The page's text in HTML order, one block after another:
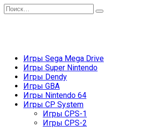
Перейти
к
Search
for:
Игры Sega Mega Drive
Игры Super Nintendo
Игры Dendy
Игры GBA
Игры Nintendo 64
Игры CP System
Игры CPS-1
Игры CPS-2